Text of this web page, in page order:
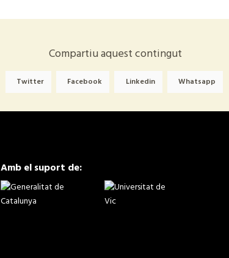
Compartiu aquest contingut
Twitter Facebook Linkedin Whatsapp
Amb el suport de: